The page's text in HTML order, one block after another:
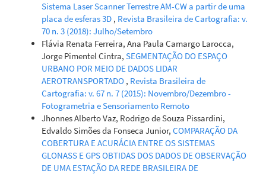
Sistema Laser Scanner Terrestre AM-CW a partir de uma
placa de esferas 3D , Revista Brasileira de Cartografia: v.
70 n. 3 (2018): Julho/Setembro
Flávia Renata Ferreira, Ana Paula Camargo Larocca,
Jorge Pimentel Cintra, SEGMENTAÇÃO DO ESPAÇO
URBANO POR MEIO DE DADOS LIDAR
AEROTRANSPORTADO , Revista Brasileira de
Cartografia: v. 67 n. 7 (2015): Novembro/Dezembro -
Fotogrametria e Sensoriamento Remoto
Jhonnes Alberto Vaz, Rodrigo de Souza Pissardini,
Edvaldo Simões da Fonseca Junior, COMPARAÇÃO DA
COBERTURA E ACURÁCIA ENTRE OS SISTEMAS
GLONASS E GPS OBTIDAS DOS DADOS DE OBSERVAÇÃO
DE UMA ESTAÇÃO DA REDE BRASILEIRA DE